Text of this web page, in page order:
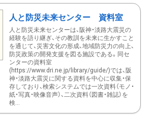
人と防災未来センター 資料室
人と防災未来センターは、阪神・淡路大震災の
経験を語り継ぎ、その教訓を未来に生かすこと
を通じて、災害文化の形成、地域防災力の向上、
防災政策の開発支援を図る施設である。同セ
ンターの資料室
(https://www.dri.ne.jp/library/guide/)では、阪
神・淡路大震災に関する資料を中心に収集・保
存しており、検索システムでは一次資料（モノ・
紙・写真・映像音声）、二次資料（図書・雑誌）を
検...